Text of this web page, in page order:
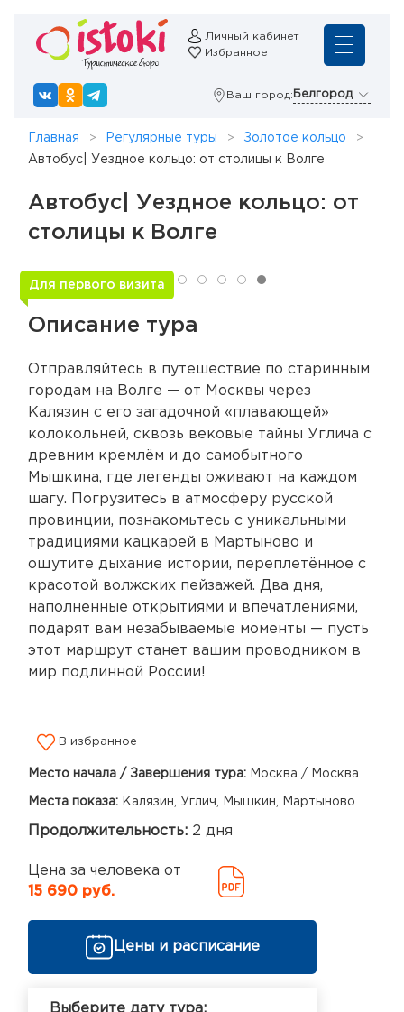
Личный кабинет
Избранное
Ваш город: Белгород
Главная Регулярные туры
Золотое кольцо
Автобус| Уездное кольцо: от столицы к Волге
Автобус| Уездное кольцо: от
столицы к Волге
Для первого визита
Описание тура
Отправляйтесь в путешествие по старинным
городам на Волге — от Москвы через
Калязин с его загадочной «плавающей»
колокольней, сквозь вековые тайны Углича с
древним кремлём и до самобытного
Мышкина, где легенды оживают на каждом
шагу. Погрузитесь в атмосферу русской
провинции, познакомьтесь с уникальными
традициями кацкарей в Мартыново и
ощутите дыхание истории, переплетённое с
красотой волжских пейзажей. Два дня,
наполненные открытиями и впечатлениями,
подарят вам незабываемые моменты — пусть
этот маршрут станет вашим проводником в
мир подлинной России!
В избранное
Место начала / Завершения тура: Москва / Москва
Места показа: Калязин, Углич, Мышкин, Мартыново
Продолжительность: 2 дня
Цена за человека от
15 690 руб.
Цены и расписание
Выберите дату тура: